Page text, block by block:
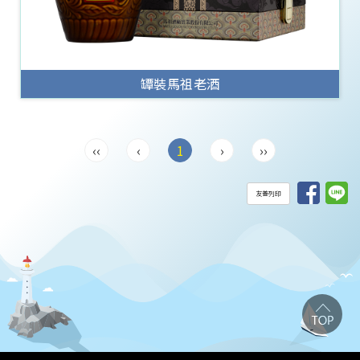
罈裝馬祖老酒
‹‹ ‹ 1 › ››
友善列印